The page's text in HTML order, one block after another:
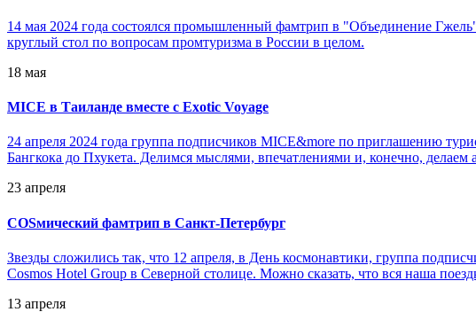
14 мая 2024 года состоялся промышленный фамтрип в "Объединение
круглый стол по вопросам промтуризма в России в целом.
18 мая
MICE в Таиланде вместе с Exotic Voyage
24 апреля 2024 года группа подписчиков MICE&more по приглашению
Бангкока до Пхукета. Делимся мыслями, впечатлениями и, конечно, делаем
23 апреля
COSмический фамтрип в Санкт-Петербург
Звезды сложились так, что 12 апреля, в День космонавтики, группа
Cosmos Hotel Group в Северной столице. Можно сказать, что вся наша
13 апреля